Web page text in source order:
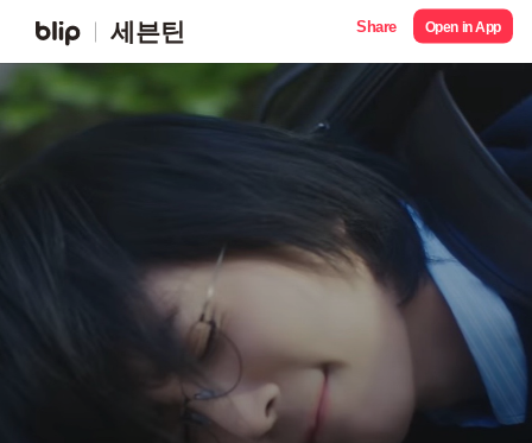
세븐틴 Share Open in App